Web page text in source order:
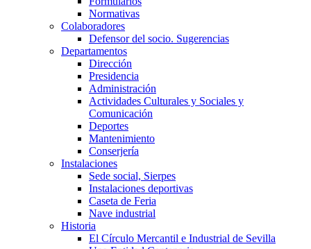
Normativas
Colaboradores
Defensor del socio. Sugerencias
Departamentos
Dirección
Presidencia
Administración
Actividades Culturales y Sociales y
Comunicación
Deportes
Mantenimiento
Conserjería
Instalaciones
Sede social, Sierpes
Instalaciones deportivas
Caseta de Feria
Nave industrial
Historia
El Círculo Mercantil e Industrial de Sevilla